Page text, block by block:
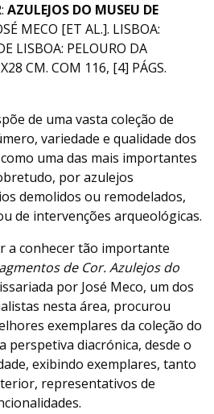
AZULEJOS DO MUSEU DE
MECO [ET AL.]. LISBOA:
LISBOA: PELOURO DA
CM. COM 116, [4] PÁGS.
de uma vasta coleção de
variedade e qualidade dos
uma das mais importantes
por azulejos
demolidos ou remodelados,
de intervenções arqueológicas.
a conhecer tão importante
de Cor. Azulejos do
por José Meco, um dos
nesta área, procurou
exemplares da coleção do
perspetiva diacrónica, desde o
exibindo exemplares, tanto
representativos de